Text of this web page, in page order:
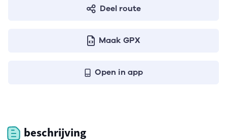
Deel route
Maak GPX
Open in app
beschrijving